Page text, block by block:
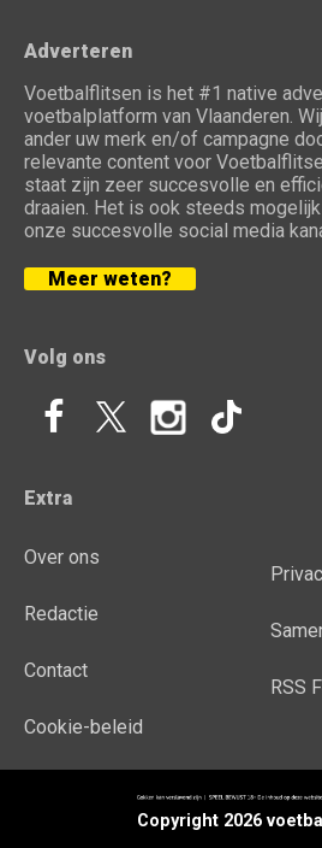
Adverteren
Voetbalflitsen is het #1 native
voetbalplatform van Vlaanderen.
ander uw merk en/of campagne
relevante content voor
staat zijn zeer succesvolle en
draaien. Het is ook steeds
onze succesvolle social media
Meer weten?
Volg ons
Extra
Over ons
Redactie
Contact
Cookie-beleid
RSS
Copyright 2026